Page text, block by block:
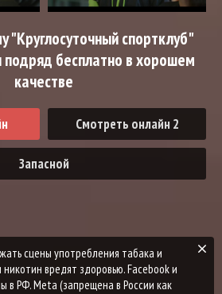
"Круглосуточный спортклуб"
подряд бесплатно в хорошем
качестве
Смотреть онлайн 2
Запасной
сцены употребления табака и
никотин вредят здоровью. Facebook и
в РФ. Meta (запрещена в России как